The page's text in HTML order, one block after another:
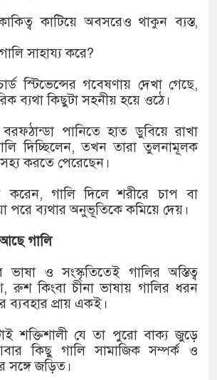
কাটিয়ে অবসরেও থাকুন ব্যস্ত,
সাহায্য করে?
স্টিভেন্সের গবেষণায় দেখা গেছে,
ব্যথা কিছুটা সহনীয় হয়ে ওঠে।
পানিতে হাত ডুবিয়ে রাখা
দিচ্ছিলেন, তখন তারা তুলনামূলক
করতে পেরেছেন।
করেন, গালি দিলে শরীরে চাপ বা
পরে ব্যথার অনুভূতিকে কমিয়ে দেয়।
গালি
ভাষা ও সংস্কৃতিতেই গালির অস্তিত্ব
রুশ কিংবা চীনা ভাষায় গালির ধরন
প্রায় একই।
শক্তিশালী যে তা পুরো বাক্য জুড়ে
কিছু গালি সামাজিক সম্পর্ক ও
সঙ্গে জড়িত।